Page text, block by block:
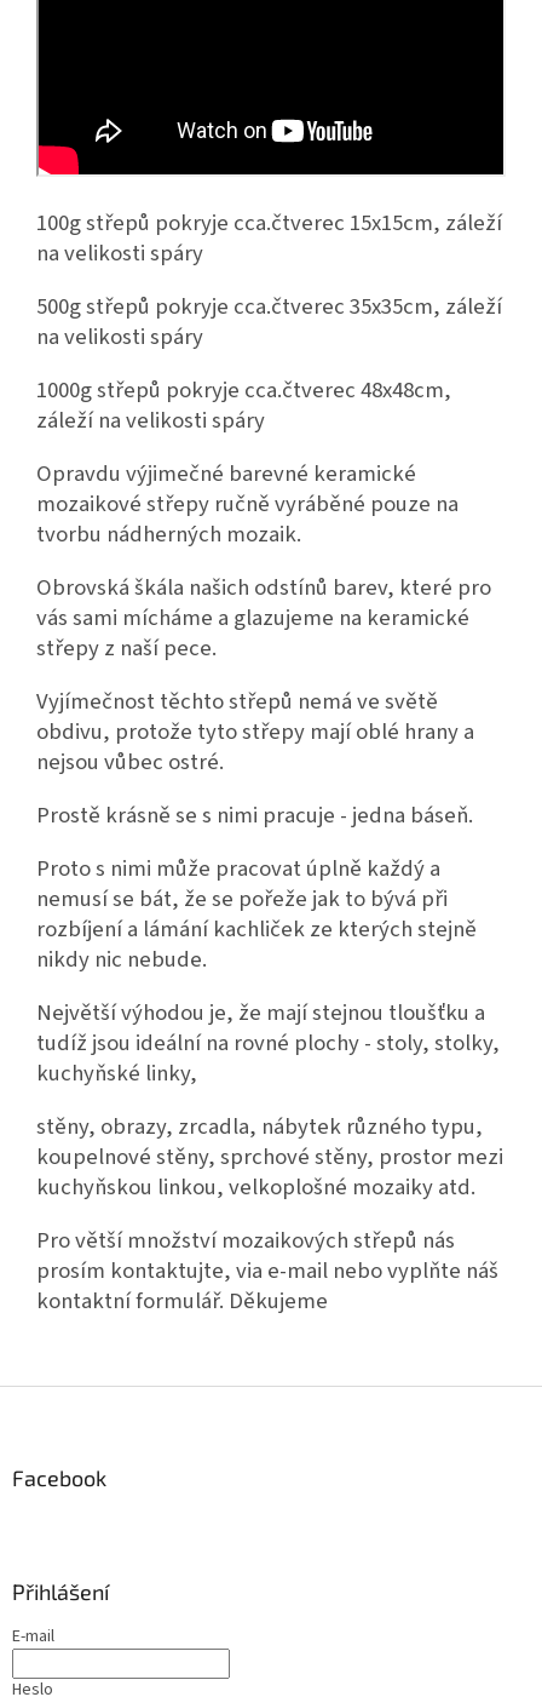
100g střepů pokryje cca.čtverec 15x15cm, záleží
na velikosti spáry
500g střepů pokryje cca.čtverec 35x35cm, záleží
na velikosti spáry
1000g střepů pokryje cca.čtverec 48x48cm,
záleží na velikosti spáry
Opravdu výjimečné barevné keramické
mozaikové střepy ručně vyráběné pouze na
tvorbu nádherných mozaik.
Obrovská škála našich odstínů barev, které pro
vás sami mícháme a glazujeme na keramické
střepy z naší pece.
Vyjímečnost těchto střepů nemá ve světě
obdivu, protože tyto střepy mají oblé hrany a
nejsou vůbec ostré.
Prostě krásně se s nimi pracuje - jedna báseň.
Proto s nimi může pracovat úplně každý a
nemusí se bát, že se pořeže jak to bývá při
rozbíjení a lámání kachliček ze kterých stejně
nikdy nic nebude.
Největší výhodou je, že mají stejnou tloušťku a
tudíž jsou ideální na rovné plochy - stoly, stolky,
kuchyňské linky,
stěny, obrazy, zrcadla, nábytek různého typu,
koupelnové stěny, sprchové stěny, prostor mezi
kuchyňskou linkou, velkoplošné mozaiky atd.
Pro větší množství mozaikových střepů nás
prosím kontaktujte, via e-mail nebo vyplňte náš
kontaktní formulář. Děkujeme
Facebook
Přihlášení
E-mail
Heslo